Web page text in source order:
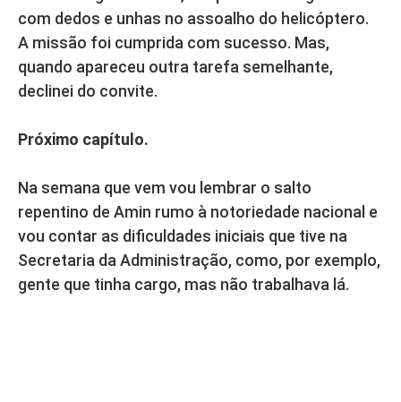
com dedos e unhas no assoalho do helicóptero.
A missão foi cumprida com sucesso. Mas,
quando apareceu outra tarefa semelhante,
declinei do convite.
Próximo capítulo.
Na semana que vem vou lembrar o salto
repentino de Amin rumo à notoriedade nacional e
vou contar as dificuldades iniciais que tive na
Secretaria da Administração, como, por exemplo,
gente que tinha cargo, mas não trabalhava lá.